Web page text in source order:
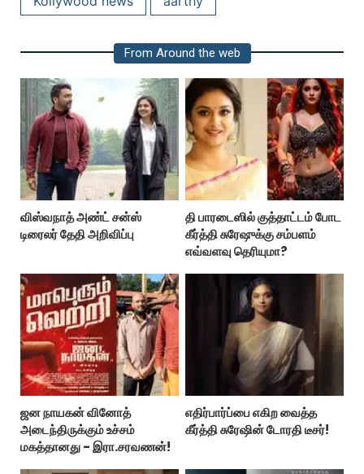
From Around the web
விஸ்வநாத் அண்ட் சன்ஸ்
டிரைலர் தேதி அறிவிப்பு
தி பாரடைஸில் குத்தாட்டம் போட
கீர்த்தி சுரேஷுக்கு சம்பளம்
எவ்வளவு தெரியுமா?
ஜன நாயகன் வினோத்
அடைந்திருக்கும் உச்சம்
மகத்தானது - இரா.சரவணன்!
எதிர்பார்ப்பை எகிற வைத்த
கீர்த்தி சுரேஷின் டோரதி டீசர்!